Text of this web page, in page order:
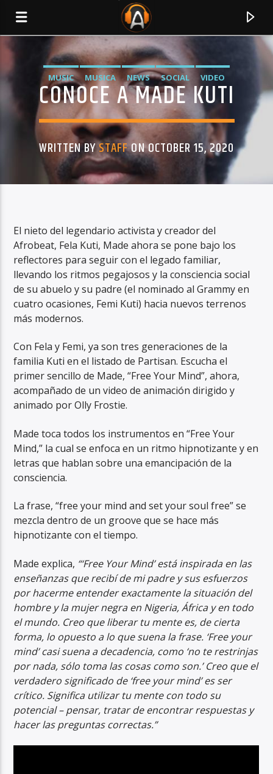
CURRENT TRACK
TITLE
ARTIST
RadioAlternativo Live
MUSIC MUSICA NEWS SOCIAL VIDEO
CONOCE A MADE KUTI
WRITTEN BYSTAFFON OCTOBER 15, 2020
El nieto del legendario activista y creador del
Afrobeat, Fela Kuti, Made ahora se pone bajo los
reflectores para seguir con el legado familiar,
llevando los ritmos pegajosos y la consciencia social
de su abuelo y su padre (el nominado al Grammy en
cuatro ocasiones, Femi Kuti) hacia nuevos terrenos
más modernos.
Con Fela y Femi, ya son tres generaciones de la
familia Kuti en el listado de Partisan. Escucha el
primer sencillo de Made, “Free Your Mind”, ahora,
acompañado de un video de animación dirigido y
animado por Olly Frostie.
Made toca todos los instrumentos en “Free Your
Mind,” la cual se enfoca en un ritmo hipnotizante y en
letras que hablan sobre una emancipación de la
consciencia.
La frase, “free your mind and set your soul free” se
mezcla dentro de un groove que se hace más
hipnotizante con el tiempo.
Made explica, “‘Free Your Mind’ está inspirada en las
enseñanzas que recibí de mi padre y sus esfuerzos
por hacerme entender exactamente la situación del
hombre y la mujer negra en Nigeria, África y en todo
el mundo. Creo que liberar tu mente es, de cierta
forma, lo opuesto a lo que suena la frase. ‘Free your
mind’ casi suena a decadencia, como ‘no te restrinjas
por nada, sólo toma las cosas como son.’ Creo que el
verdadero significado de ‘free your mind’ es ser
crítico. Significa utilizar tu mente con todo su
potencial – pensar, tratar de encontrar respuestas y
hacer las preguntas correctas.”